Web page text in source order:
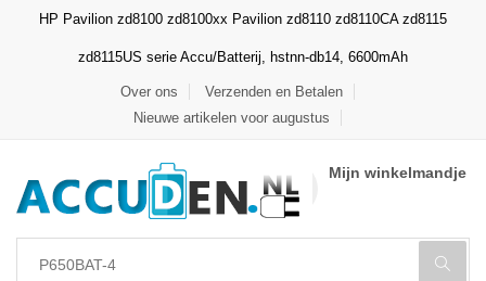
HP Pavilion zd8100 zd8100xx Pavilion zd8110 zd8110CA zd8115
zd8115US serie Accu/Batterij, hstnn-db14, 6600mAh
Over ons
Verzenden en Betalen
Nieuwe artikelen voor augustus
Mijn winkelmandje